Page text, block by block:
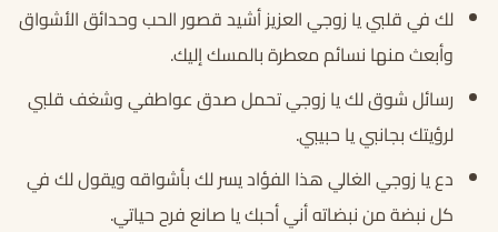
لك في قلبي يا زوجي العزيز أشيد قصور الحب وحدائق الأشواق
وأبعث منها نسائم معطرة بالمسك إليك.
رسائل شوق لك يا زوجي تحمل صدق عواطفي وشغف قلبي
لرؤيتك بجانبي يا حبيبي.
دع يا زوجي الغالي هذا الفؤاد يسر لك بأشواقه ويقول لك في
كل نبضة من نبضاته أني أحبك يا صانع فرح حياتي.